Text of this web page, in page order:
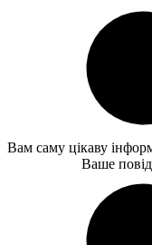
Вам саму цікаву
Ваше